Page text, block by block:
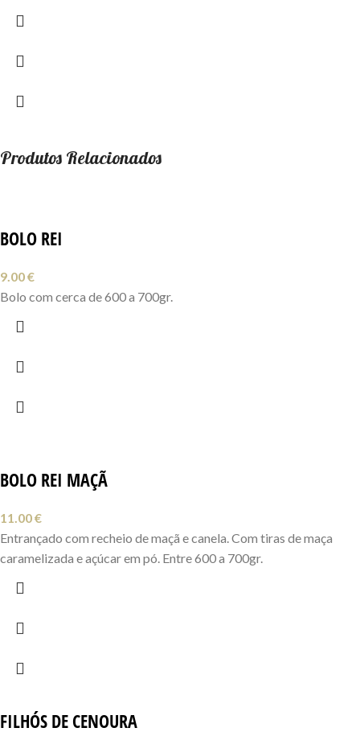
Produtos Relacionados
BOLO REI
9.00€
Bolo com cerca de 600 a 700gr.
BOLO REI MAÇÃ
11.00€
Entrançado com recheio de maçã e canela. Com tiras de maça
caramelizada e açúcar em pó. Entre 600 a 700gr.
FILHÓS DE CENOURA